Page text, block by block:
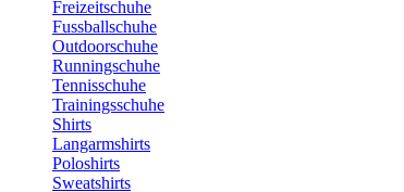
Freizeitschuhe
Fussballschuhe
Outdoorschuhe
Runningschuhe
Tennisschuhe
Trainingsschuhe
Shirts
Langarmshirts
Poloshirts
Sweatshirts